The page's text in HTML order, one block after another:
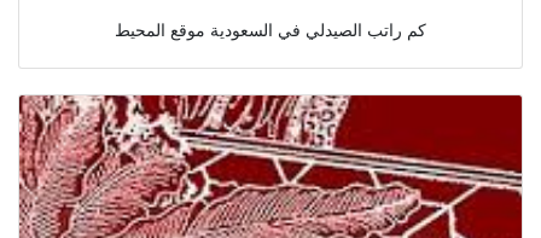
كم راتب الصيدلي في السعودية موقع المحيط